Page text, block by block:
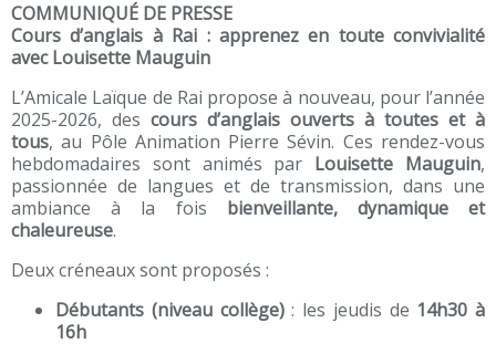
COMMUNIQUÉ DE PRESSE
Cours d’anglais à Rai : apprenez en toute convivialité
avec Louisette Mauguin
L’Amicale Laïque de Rai propose à nouveau, pour l’année
2025-2026, des cours d’anglais ouverts à toutes et à
tous, au Pôle Animation Pierre Sévin. Ces rendez-vous
hebdomadaires sont animés par Louisette Mauguin,
passionnée de langues et de transmission, dans une
ambiance à la fois bienveillante, dynamique et
chaleureuse.
Deux créneaux sont proposés :
Débutants (niveau collège): les jeudis de 14h30 à
16h